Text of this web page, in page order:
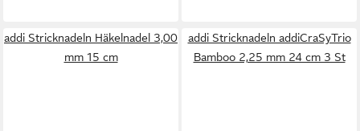
addi Stricknadeln Häkelnadel 3,00
mm 15 cm
addi Stricknadeln addiCraSyTrio
Bamboo 2,25 mm 24 cm 3 St